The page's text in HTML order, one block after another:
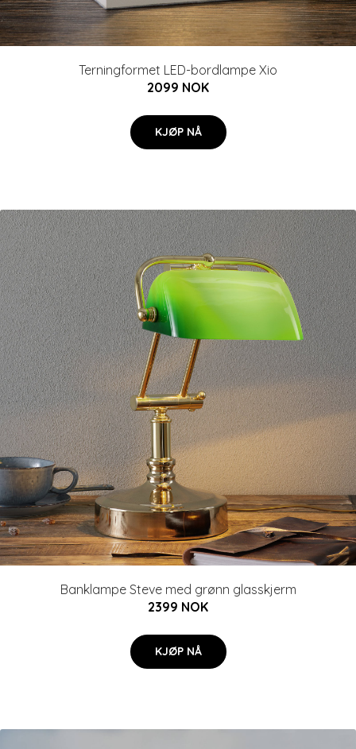
Terningformet LED-bordlampe Xio
2099 NOK
KJØP NÅ
Banklampe Steve med grønn glasskjerm
2399 NOK
KJØP NÅ